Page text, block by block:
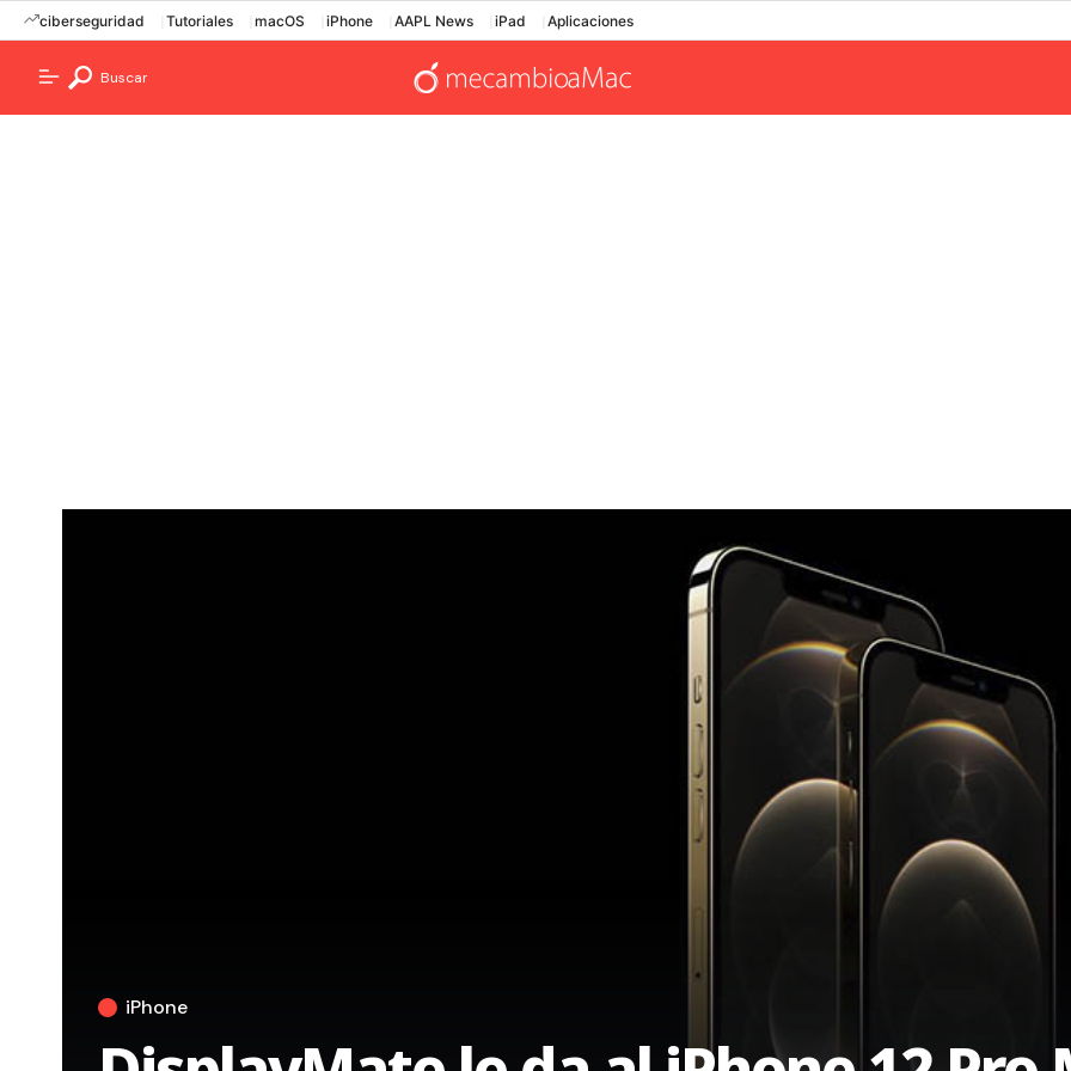
ciberseguridad Tutoriales macOS iPhone AAPL News iPad Aplicaciones
Buscar
iPhone